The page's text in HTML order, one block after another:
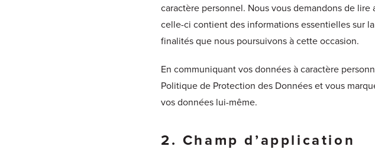
caractère personnel. Nous vous demandons de
celle-ci contient des informations essentielles sur
finalités que nous poursuivons à cette occasion.
En communiquant vos données à caractère
Politique de Protection des Données et vous
vos données lui-même.
2. Champ d’application